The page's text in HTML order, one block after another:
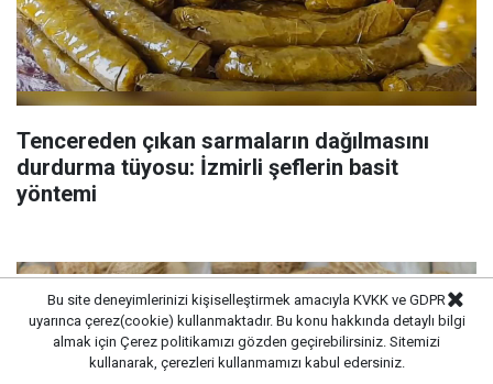
Tencereden çıkan sarmaların dağılmasını
durdurma tüyosu: İzmirli şeflerin basit
yöntemi
Bu site deneyimlerinizi kişiselleştirmek amacıyla KVKK ve GDPR
uyarınca çerez(cookie) kullanmaktadır. Bu konu hakkında detaylı bilgi
almak için Çerez politikamızı gözden geçirebilirsiniz. Sitemizi
kullanarak, çerezleri kullanmamızı kabul edersiniz.